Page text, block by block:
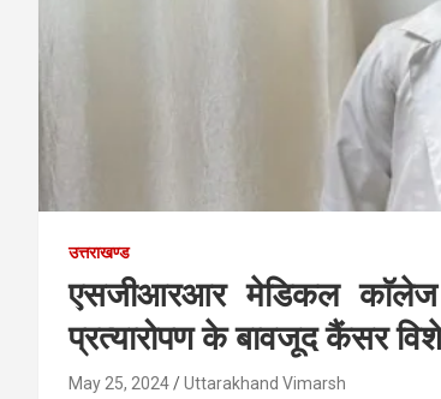
उत्तराखण्ड
एसजीआरआर मेडिकल काॅलेज
प्रत्यारोपण के बावजूद कैंसर
May 25, 2024 Uttarakhand Vimarsh